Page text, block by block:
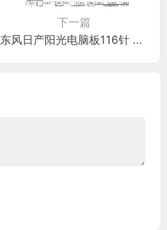
下一篇
东风日产阳光电脑板116针 端子图